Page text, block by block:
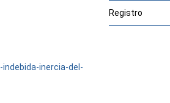
inercia-del-
Registro